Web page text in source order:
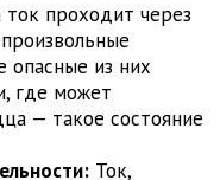
ток проходит через
из них
где может
— такое состояние
Ток,